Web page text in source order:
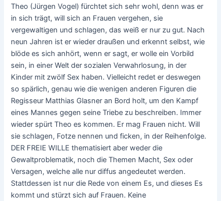
Theo (Jürgen Vogel) fürchtet sich sehr wohl, denn was er
in sich trägt, will sich an Frauen vergehen, sie
vergewaltigen und schlagen, das weiß er nur zu gut. Nach
neun Jahren ist er wieder draußen und erkennt selbst, wie
blöde es sich anhört, wenn er sagt, er wolle ein Vorbild
sein, in einer Welt der sozialen Verwahrlosung, in der
Kinder mit zwölf Sex haben. Vielleicht redet er deswegen
so spärlich, genau wie die wenigen anderen Figuren die
Regisseur Matthias Glasner an Bord holt, um den Kampf
eines Mannes gegen seine Triebe zu beschreiben. Immer
wieder spürt Theo es kommen. Er mag Frauen nicht. Will
sie schlagen, Fotze nennen und ficken, in der Reihenfolge.
DER FREIE WILLE thematisiert aber weder die
Gewaltproblematik, noch die Themen Macht, Sex oder
Versagen, welche alle nur diffus angedeutet werden.
Stattdessen ist nur die Rede von einem Es, und dieses Es
kommt und stürzt sich auf Frauen. Keine